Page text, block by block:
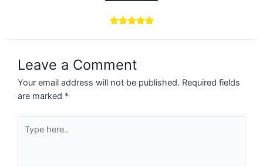

Leave a Comment
Your email address will not be published. Required fields
are marked *